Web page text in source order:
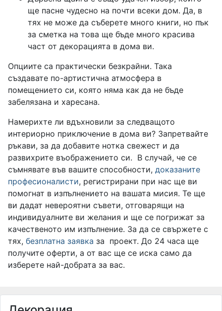
ще пасне чудесно на почти всеки дом. Да, в
тях не може да съберете много книги, но пък
за сметка на това ще бъде много красива
част от декорацията в дома ви.
Опциите са практически безкрайни. Така
създавате по-артистична атмосфера в
помещението си, която няма как да не бъде
забелязана и харесана.
Намерихте ли вдъхновили за следващото
интериорно приключение в дома ви? Запретвайте
ръкави, за да добавите нотка свежест и да
развихрите въображението си. В случай, че се
съмнявате във вашите способности, доказаните
професионалисти, регистрирани при нас ще ви
помогнат в изпълнението на вашата мисия. Те ще
ви дадат невероятни съвети, отговарящи на
индивидуалните ви желания и ще се погрижат за
качественото им изпълнение. За да се свържете с
тях, безплатна заявка за проект. До 24 часа ще
получите оферти, а от вас ще се иска само да
изберете най-добрата за вас.